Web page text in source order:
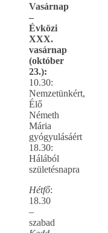
Vasárnap
–
Évközi
XXX.
vasárnap
(október
23.):
10.30:
Nemzetünkért,
Élő
Németh
Mária
gyógyulásáért
18.30:
Hálából
születésnapra
Hétfő:
18.30
–
szabad